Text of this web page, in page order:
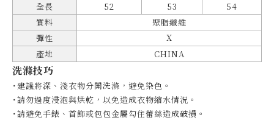
全長
52 53
54
質料
聚脂纖維
彈性
X
產地
CHINA
洗滌技巧
˙建議將深、淺衣物分開洗滌，避免染色。
˙請勿過度浸泡與烘乾，以免造成衣物縮水情況。
˙請避免手錶、首飾或包包金屬勾住蕾絲造成破損。